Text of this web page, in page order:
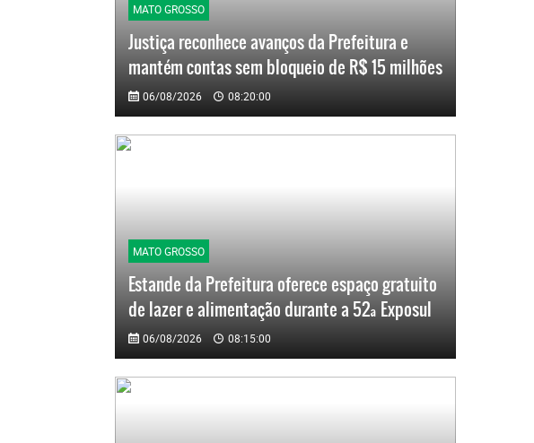
MATO GROSSO
Justiça reconhece avanços da Prefeitura e
mantém contas sem bloqueio de R$ 15 milhões
06/08/2026 08:20:00
MATO GROSSO
Estande da Prefeitura oferece espaço gratuito
de lazer e alimentação durante a 52ª Exposul
06/08/2026 08:15:00